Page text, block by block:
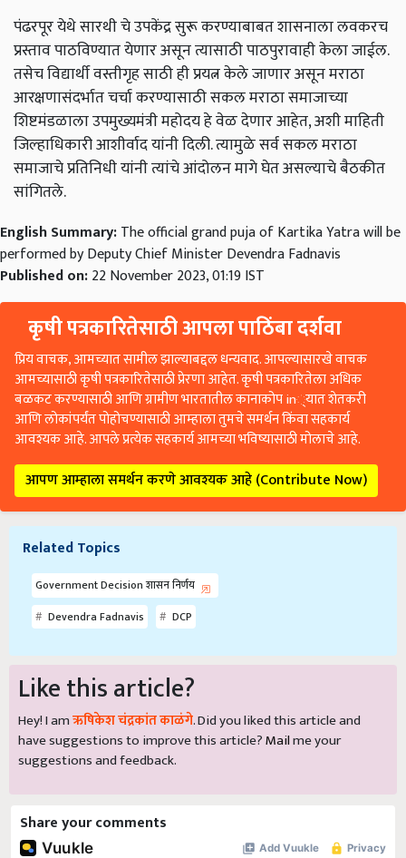
पंढरपूर येथे सारथी चे उपकेंद्र सुरू करण्याबाबत शासनाला लवकरच
प्रस्ताव पाठविण्यात येणार असून त्यासाठी पाठपुरावाही केला जाईल.
तसेच विद्यार्थी वस्तीगृह साठी ही प्रयत्न केले जाणार असून मराठा
आरक्षणासंदर्भात चर्चा करण्यासाठी सकल मराठा समाजाच्या
शिष्टमंडळाला उपमुख्यमंत्री महोदय हे वेळ देणार आहेत, अशी माहिती
जिल्हाधिकारी आशीर्वाद यांनी दिली. त्यामुळे सर्व सकल मराठा
समाजाचे प्रतिनिधी यांनी त्यांचे आंदोलन मागे घेत असल्याचे बैठकीत
सांगितले.
English Summary:The official grand puja of Kartika Yatra will be
performed by Deputy Chief Minister Devendra Fadnavis
Published on:22 November 2023, 01:19 IST
कृषी पत्रकारितेसाठी आपला पाठिंबा दर्शवा
प्रिय वाचक, आमच्यात सामील झाल्याबद्दल धन्यवाद. आपल्यासारखे वाचक
आमच्यासाठी कृषी पत्रकारितेसाठी प्रेरणा आहेत. कृषी पत्रकारितेला अधिक
बळकट करण्यासाठी आणि ग्रामीण भारतातील कानाकोप in्यात शेतकरी
आणि लोकांपर्यंत पोहोचण्यासाठी आम्हाला तुमचे समर्थन किंवा सहकार्य
आवश्यक आहे. आपले प्रत्येक सहकार्य आमच्या भविष्यासाठी मोलाचे आहे.
आपण आम्हाला समर्थन करणे आवश्यक आहे (Contribute Now)
Related Topics
Government Decision शासन निर्णय
Devendra Fadnavis
DCP
Like this article?
Hey! I amऋषिकेश चंद्रकांत काळंगे. Did you liked this article and
have suggestions to improve this article?Mailme your
suggestions and feedback.
Share your comments